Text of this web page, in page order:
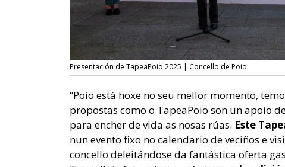
Presentación de TapeaPoio 2025 | Concello de Poio
“Poio está hoxe no seu mellor momento,
propostas como o TapeaPoio son un apoio
para encher de vida as nosas rúas. Este
nun evento fixo no calendario de veciños e
concello deleitándose da fantástica oferta